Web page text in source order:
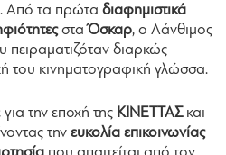
. Από τα πρώταδιαφημιστικά
σταΌσκαρ, ο Λάνθιμος
πειραματιζόταν διαρκώς
του κινηματογραφική γλώσσα.
την εποχή της ΚΙΝΕΤΤΑΣ και
τηνευκολία επικοινωνίας